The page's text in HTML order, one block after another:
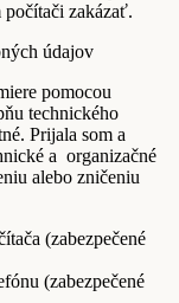
počítači zakázať.
údajov
pomocou
technického
Prijala som a
a organizačné
alebo zničeniu
(zabezpečené
(zabezpečené